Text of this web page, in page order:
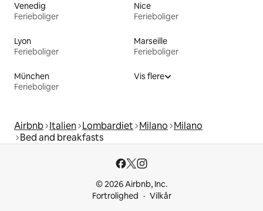
Venedig
Ferieboliger
Nice
Ferieboliger
Lyon
Ferieboliger
Marseille
Ferieboliger
München
Ferieboliger
Vis flere
Airbnb Italien Lombardiet Milano Milano
Bed and breakfasts
© 2026 Airbnb, Inc.
Fortrolighed
Vilkår